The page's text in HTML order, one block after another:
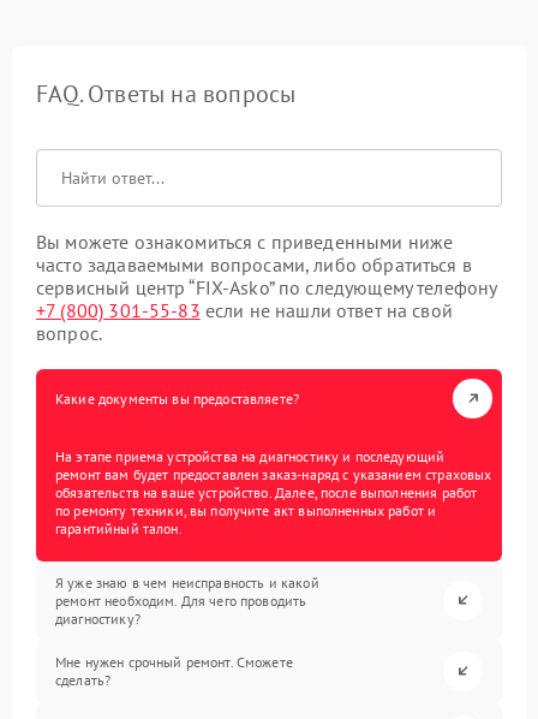
FAQ. Ответы на вопросы
Вы можете ознакомиться с приведенными ниже
часто задаваемыми вопросами, либо обратиться в
сервисный центр “FIX-Asko” по следующему телефону
+7 (800) 301-55-83 если не нашли ответ на свой
вопрос.
Какие документы вы предоставляете?
На этапе приема устройства на диагностику и последующий
ремонт вам будет предоставлен заказ-наряд с указанием страховых
обязательств на ваше устройство. Далее, после выполнения работ
по ремонту техники, вы получите акт выполненных работ и
гарантийный талон.
Я уже знаю в чем неисправность и какой
ремонт необходим. Для чего проводить
диагностику?
Мне нужен срочный ремонт. Сможете
сделать?